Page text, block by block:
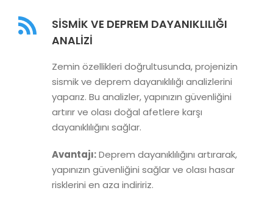
SISMIK VE DEPREM DAYANIKLILIĞI
ANALIZI
Zemin özellikleri doğrultusunda, projenizin
sismik ve deprem dayanıklılığı analizlerini
yaparız. Bu analizler, yapınızın güvenliğini
artırır ve olası doğal afetlere karşı
dayanıklılığını sağlar.
Avantajı:Deprem dayanıklılığını artırarak,
yapınızın güvenliğini sağlar ve olası hasar
risklerini en aza indiririz.